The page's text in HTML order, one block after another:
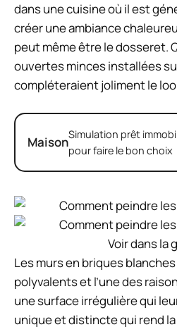
dans une cuisine où il est
créer une ambiance
peut même être le dosseret.
ouvertes minces installées
compléteraient joliment le
MaisonSimulation prêt
pour faire le bon choix
Voir dans la
Les murs en briques
polyvalents et l’une des
une surface irrégulière qui
unique et distincte qui rend